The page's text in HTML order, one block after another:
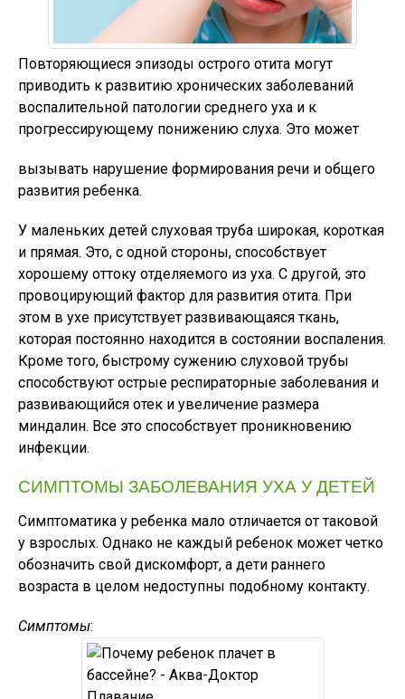
Повторяющиеся эпизоды острого отита могут
приводить к развитию хронических заболеваний
воспалительной патологии среднего уха и к
прогрессирующему понижению слуха. Это может
вызывать нарушение формирования речи и общего
развития ребенка.
У маленьких детей слуховая труба широкая, короткая
и прямая. Это, с одной стороны, способствует
хорошему оттоку отделяемого из уха. С другой, это
провоцирующий фактор для развития отита. При
этом в ухе присутствует развивающаяся ткань,
которая постоянно находится в состоянии воспаления.
Кроме того, быстрому сужению слуховой трубы
способствуют острые респираторные заболевания и
развивающийся отек и увеличение размера
миндалин. Все это способствует проникновению
инфекции.
СИМПТОМЫ ЗАБОЛЕВАНИЯ УХА У ДЕТЕЙ
Симптоматика у ребенка мало отличается от таковой
у взрослых. Однако не каждый ребенок может четко
обозначить свой дискомфорт, а дети раннего
возраста в целом недоступны подобному контакту.
Симптомы: